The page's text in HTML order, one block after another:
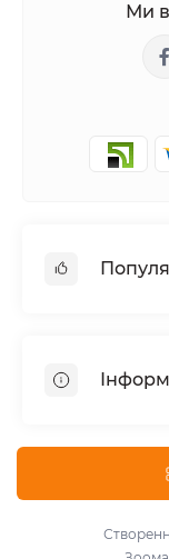
Ми
Вологий корм
Сухий корм
Сухий корм
Паштет для
Повернення
Умови